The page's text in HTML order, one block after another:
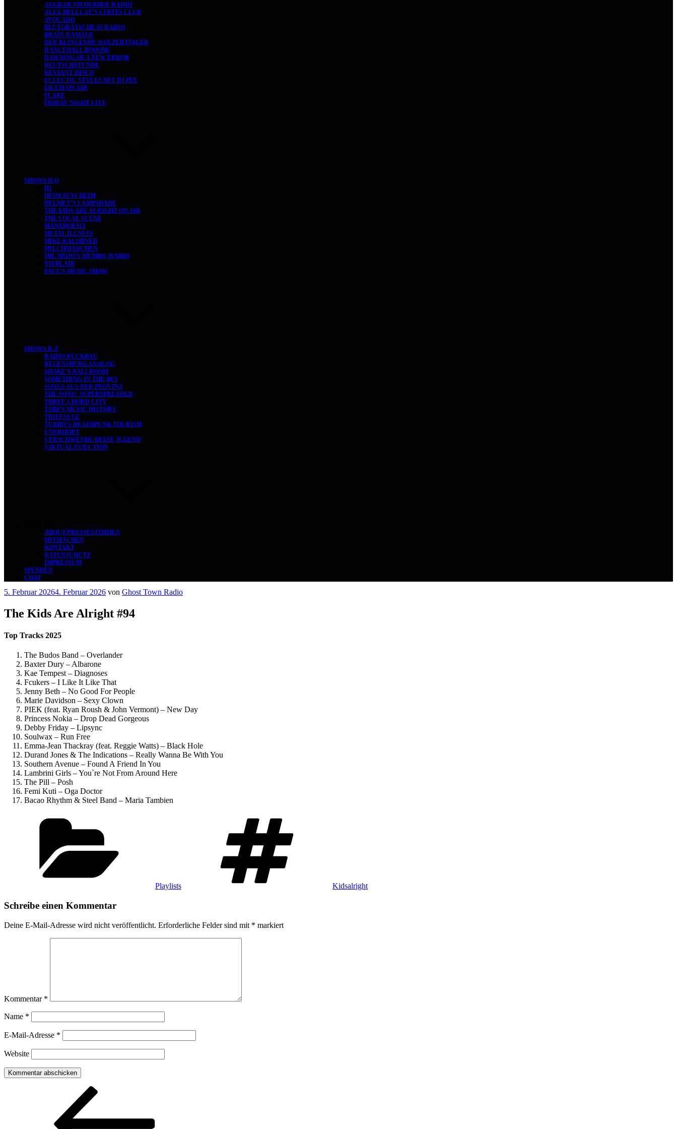
AGGRAR NIEDERHOF RADIO
ALEX HELLCAT’S COFFIN CLUB
AVOCADO
BLUTGRÄTSCHE 05 RADIO
BRAIN DAMAGE
DER KLINGENDE WOLPERTINGER
DANCEHALL BOOOM!
DAWNING OF A NEW ERROR
DEUTSCHSTUNDE
DEVIANT DISCO
ECLECTIC STYLES MIT DJ PEE
ER-EM ON AIR
FLAKE
FRIDAY NIGHT LIVE
SHOWS H-Q
H1
HEIM SÜSS HEIM
HELMET’S LAMPSHADE
THE KIDS ARE ALRIGHT ON AIR
THE LOCAL SCENE
MANEDOESIT
METAL ILLNESS
MIKE KALODNER
MILCHMÄDCHEN
MR. MOJO’S MUMBO JUMBO
NIEBLAIR
PAUL’S MUSIC SHOW
SHOWS R-Z
RADIO RÜCKBAU
REGENSBURG ANALOG
SHAKE’S BALLROOM
SOMETHING IN THE 80’S
SONGS AUS DER PROVINZ
THE SONIC SUPERSPREADER
THREE CHORD CITY
TOBI’S MUSIC HISTORY
TRIEFAUGE
TURBO’S DEATHPUNK TOURISM
UNERHÖRT
VERSCHWENDE DEINE JUGEND
VIRTUAL INJECTION
ABOUT/PRESSESTIMMEN
MITMACHEN
KONTAKT
DATENSCHUTZ
IMPRESSUM
SPENDEN
CHAT
Veröffentlicht
5. Februar 20264. Februar 2026 von Ghost Town Radio
The Kids Are Alright #94
Top Tracks 2025
The Budos Band – Overlander
Baxter Dury – Albarone
Kae Tempest – Diagnoses
Fcukers – I Like It Like That
Jenny Beth – No Good For People
Marie Davidson – Sexy Clown
PIEK (feat. Ryan Roush & John Vermont) – New Day
Princess Nokia – Drop Dead Gorgeous
Debby Friday – Lipsync
Soulwax – Run Free
Emma-Jean Thackray (feat. Reggie Watts) – Black Hole
Durand Jones & The Indications – Really Wanna Be With You
Southern Avenue – Found A Friend In You
Lambrini Girls – You`re Not From Around Here
The Pill – Posh
Femi Kuti – Oga Doctor
Bacao Rhythm & Steel Band – Maria Tambien
Playlists Kidsalright
Schreibe einen Kommentar
Deine E-Mail-Adresse wird nicht veröffentlicht. Erforderliche Felder sind mit * markiert
Kommentar *
Name *
E-Mail-Adresse *
Website
Beitragsnavigation